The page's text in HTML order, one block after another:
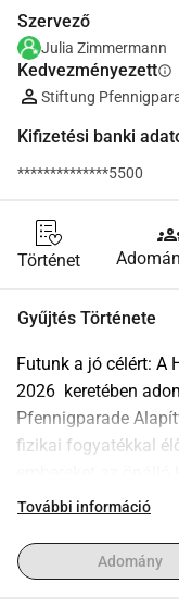
Szervező
Julia Zimmermann
Kedvezményezettinfo
Stiftung
Kifizetési banki
**************5500
Történet
Gyűjtés Története
Futunk a jó célért: A
2026  keretében
Pfennigparade
fizikai fogyatékkal
életszínvonal
minél több
Célunk a 2.276
További információ
Adomány